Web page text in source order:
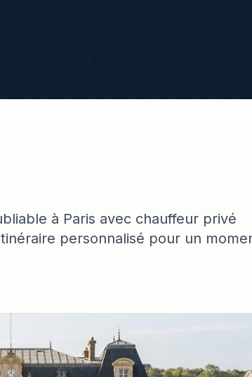
à Paris avec chauffeur privé
personnalisé pour un